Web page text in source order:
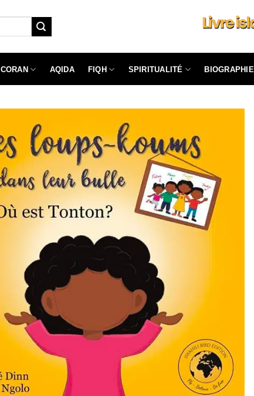
CORAN AQIDA FIQH SPIRITUALITÉ BIOGRAPHIE